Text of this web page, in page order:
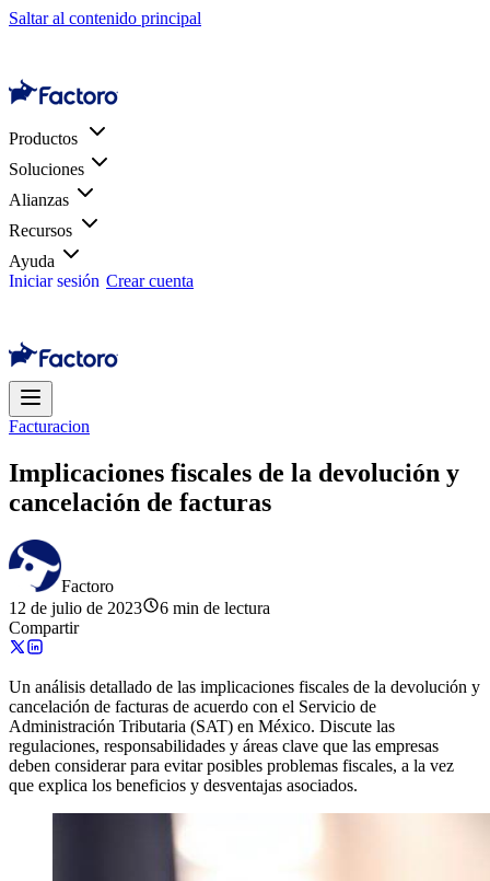
Saltar al contenido principal
Productos
Soluciones
Alianzas
Recursos
Ayuda
Iniciar sesión Crear cuenta
Facturacion
Implicaciones fiscales de la devolución y
cancelación de facturas
Factoro
12 de julio de 2023
6 min de lectura
Compartir
Un análisis detallado de las implicaciones fiscales de la devolución y
cancelación de facturas de acuerdo con el Servicio de
Administración Tributaria (SAT) en México. Discute las
regulaciones, responsabilidades y áreas clave que las empresas
deben considerar para evitar posibles problemas fiscales, a la vez
que explica los beneficios y desventajas asociados.